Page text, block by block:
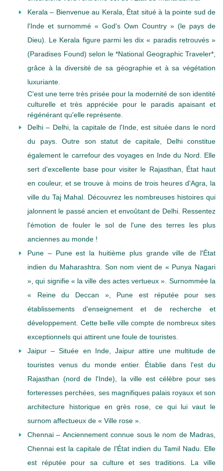
Kerala – Bienvenue au Kerala, État situé à la pointe sud de
l'Inde et surnommé « God's Own Country » (le pays de
Dieu). Le Kerala figure parmi les dix « paradis retrouvés »
(Paradises Found) selon le *National Geographic Traveler*,
grâce à la diversité de sa géographie et à sa végétation
luxuriante.
C'est une terre très prisée pour la modernité de son identité
culturelle et très appréciée pour le paradis apaisant et
régénérant qu'elle représente.
Delhi – Delhi, la capitale de l'Inde, est située dans le nord
du pays. Outre son statut de capitale, Delhi constitue
également le carrefour des voyages en Inde du Nord. Elle
sert d'excellente base pour visiter le Rajasthan, État haut
en couleur, et se trouve à moins de trois heures d'Agra, la
ville du Taj Mahal. Découvrez les nombreuses histoires qui
jalonnent le passé ancien et envoûtant de Delhi. Ressentez
l'émotion de fouler le sol de l'une des terres les plus
anciennes au monde !
Pune – Pune est la huitième plus grande ville de l'État
indien du Maharashtra. Son nom vient de « Punya Nagari
», qui signifie « la ville des actes vertueux ». Surnommée la
« Reine du Deccan », Pune est réputée pour ses
établissements d'enseignement et de recherche et
développement. Cette belle ville compte de nombreux sites
exceptionnels qui attirent une foule de touristes.
Jaipur – Située en Inde, Jaipur attire une multitude de
touristes venus du monde entier. Établie dans l'est du
Rajasthan (nord de l'Inde), la ville est célèbre pour ses
forteresses perchées, ses magnifiques palais royaux et son
architecture historique en grès rose, ce qui lui vaut le
surnom affectueux de « Ville rose ».
Chennai – Anciennement connue sous le nom de Madras,
Chennai est la capitale de l'État indien du Tamil Nadu. Elle
est réputée pour sa culture et ses traditions. La ville